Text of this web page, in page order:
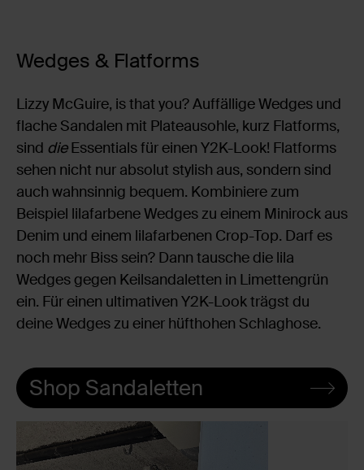
Wedges & Flatforms
Lizzy McGuire, is that you? Auffällige Wedges und
flache Sandalen mit Plateausohle, kurz Flatforms,
sind dieEssentials für einen Y2K-Look! Flatforms
sehen nicht nur absolut stylish aus, sondern sind
auch wahnsinnig bequem. Kombiniere zum
Beispiel lilafarbene Wedges zu einem Minirock aus
Denim und einem lilafarbenen Crop-Top. Darf es
noch mehr Biss sein? Dann tausche die lila
Wedges gegen Keilsandaletten in Limettengrün
ein. Für einen ultimativen Y2K-Look trägst du
deine Wedges zu einer hüfthohen Schlaghose.
Shop Sandaletten